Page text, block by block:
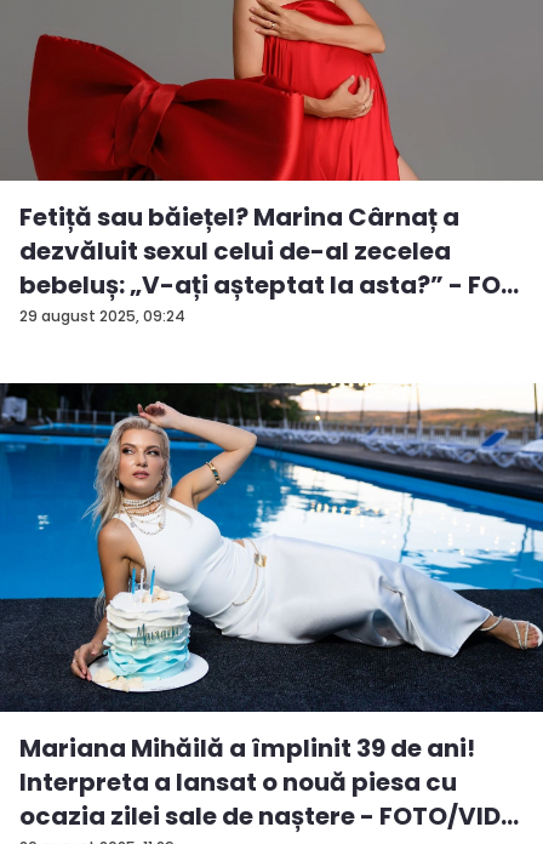
29 august 2025, 09:24
Fetiță sau băiețel? Marina Cârnaț a
dezvăluit sexul celui de-al zecelea
bebeluș: „V-ați așteptat la asta?” - FO...
Mariana Mihăilă a împlinit 39 de ani!
Interpreta a lansat o nouă piesa cu
ocazia zilei sale de naștere - FOTO/VID...